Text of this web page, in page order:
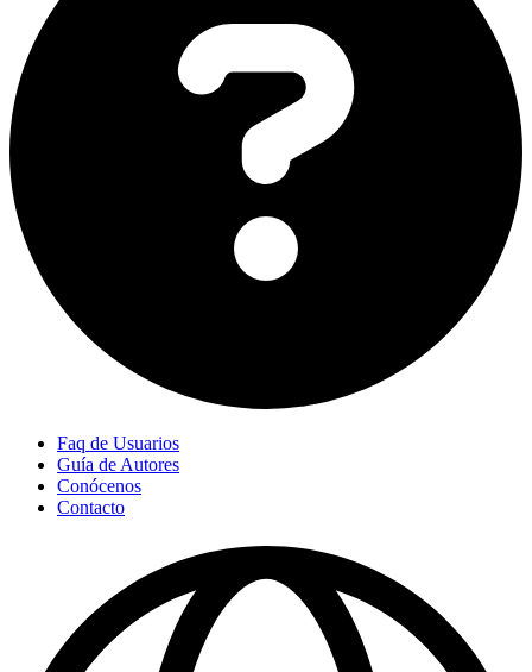
Faq de Usuarios
Guía de Autores
Conócenos
Contacto